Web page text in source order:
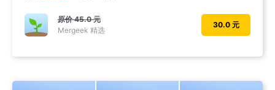
原价45.0 元
Mergeek 精选
30.0 元